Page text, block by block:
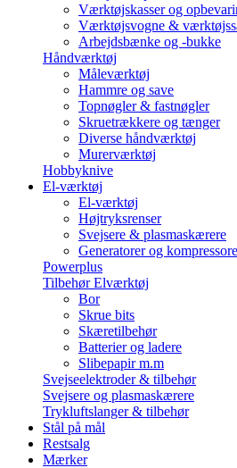
Værktøjskasser og
Værktøjsvogne &
Arbejdsbænke og -bukke
Håndværktøj
Måleværktøj
Hammre og save
Topnøgler & fastnøgler
Skruetrækkere og tænger
Diverse håndværktøj
Murerværktøj
Hobbyknive
El-værktøj
El-værktøj
Højtryksrenser
Svejsere & plasmaskærere
Generatorer og
Powerplus
Tilbehør Elværktøj
Bor
Skrue bits
Skæretilbehør
Batterier og ladere
Slibepapir m.m
Svejseelektroder & tilbehør
Svejsere og plasmaskærere
Trykluftslanger & tilbehør
Stål på mål
Restsalg
Mærker